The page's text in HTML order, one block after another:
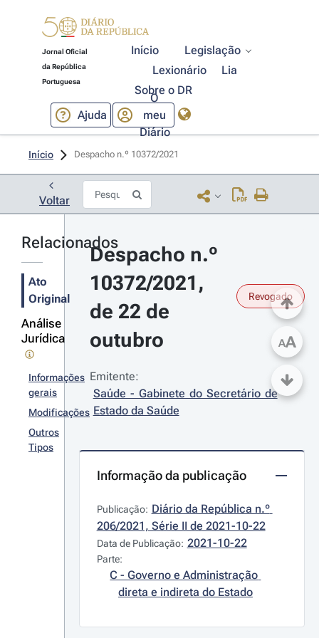
Jornal Oficial
da República
Portuguesa
Início
Legislação
Lexionário
Lia
Sobre o DR
Ajuda
O
meu
Diário
Início Despacho n.º 10372/2021
Voltar
Relacionados
Ato
Original
Análise
Jurídica
Informações
gerais
Modificações
Outros
Tipos
Despacho n.º
10372/2021,
de 22 de
outubro
Revogado
Emitente:
Saúde - Gabinete do Secretário de
Estado da Saúde
Informação da publicação
Publicação: Diário da República n.º
206/2021, Série II de 2021-10-22
Data de Publicação: 2021-10-22
Parte:
C - Governo e Administração
direta e indireta do Estado
AA